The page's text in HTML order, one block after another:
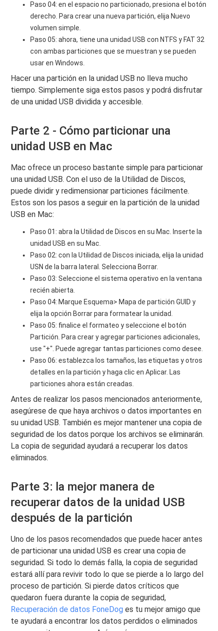
Paso 04: en el espacio no particionado, presiona el botón
derecho. Para crear una nueva partición, elija Nuevo
volumen simple.
Paso 05: ahora, tiene una unidad USB con NTFS y FAT 32
con ambas particiones que se muestran y se pueden
usar en Windows.
Hacer una partición en la unidad USB no lleva mucho
tiempo. Simplemente siga estos pasos y podrá disfrutar
de una unidad USB dividida y accesible.
Parte 2 - Cómo particionar una
unidad USB en Mac
Mac ofrece un proceso bastante simple para particionar
una unidad USB. Con el uso de la Utilidad de Discos,
puede dividir y redimensionar particiones fácilmente.
Estos son los pasos a seguir en la partición de la unidad
USB en Mac:
Paso 01: abra la Utilidad de Discos en su Mac. Inserte la
unidad USB en su Mac.
Paso 02: con la Utilidad de Discos iniciada, elija la unidad
USN de la barra lateral. Selecciona Borrar.
Paso 03: Seleccione el sistema operativo en la ventana
recién abierta.
Paso 04: Marque Esquema> Mapa de partición GUID y
elija la opción Borrar para formatear la unidad.
Paso 05: finalice el formateo y seleccione el botón
Partición. Para crear y agregar particiones adicionales,
use "+". Puede agregar tantas particiones como desee.
Paso 06: establezca los tamaños, las etiquetas y otros
detalles en la partición y haga clic en Aplicar. Las
particiones ahora están creadas.
Antes de realizar los pasos mencionados anteriormente,
asegúrese de que haya archivos o datos importantes en
su unidad USB. También es mejor mantener una copia de
seguridad de los datos porque los archivos se eliminarán.
La copia de seguridad ayudará a recuperar los datos
eliminados.
Parte 3: la mejor manera de
recuperar datos de la unidad USB
después de la partición
Uno de los pasos recomendados que puede hacer antes
de particionar una unidad USB es crear una copia de
seguridad. Si todo lo demás falla, la copia de seguridad
estará allí para revivir todo lo que se pierde a lo largo del
proceso de partición. Si pierde datos críticos que
quedaron fuera durante la copia de seguridad,
Recuperación de datos FoneDog es tu mejor amigo que
te ayudará a encontrar los datos perdidos o eliminados